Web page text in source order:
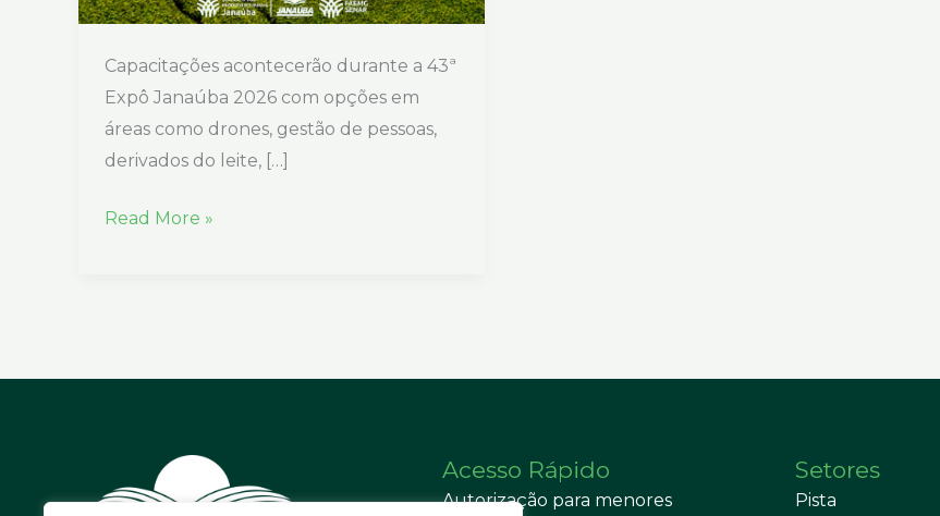
Capacitações acontecerão durante a 43ª
Expô Janaúba 2026 com opções em
áreas como drones, gestão de pessoas,
derivados do leite, […]
Read More »
Acesso Rápido
Autorização para menores
Setores
Pista